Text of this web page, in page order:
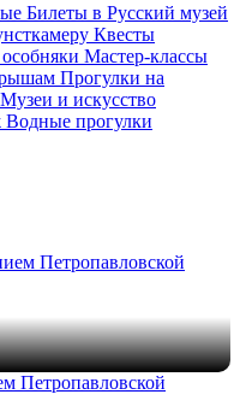
Билеты в Русский музей
Квесты
Мастер-классы
Прогулки на
Музеи и искусство
Водные прогулки
Петропавловской